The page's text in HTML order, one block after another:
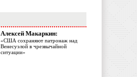
Алексей Макаркин:
«США сохраняют патронаж над
Венесуэлой в чрезвычайной
ситуации»